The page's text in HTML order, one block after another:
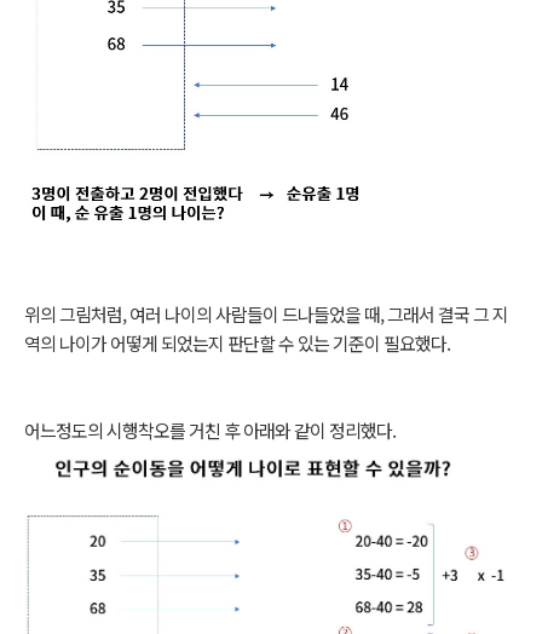
위의 그림처럼, 여러 나이의 사람들이 드나들었을 때, 그래서 결국 그 지
역의 나이가 어떻게 되었는지 판단할 수 있는 기준이 필요했다.
어느정도의 시행착오를 거친 후 아래와 같이 정리했다.